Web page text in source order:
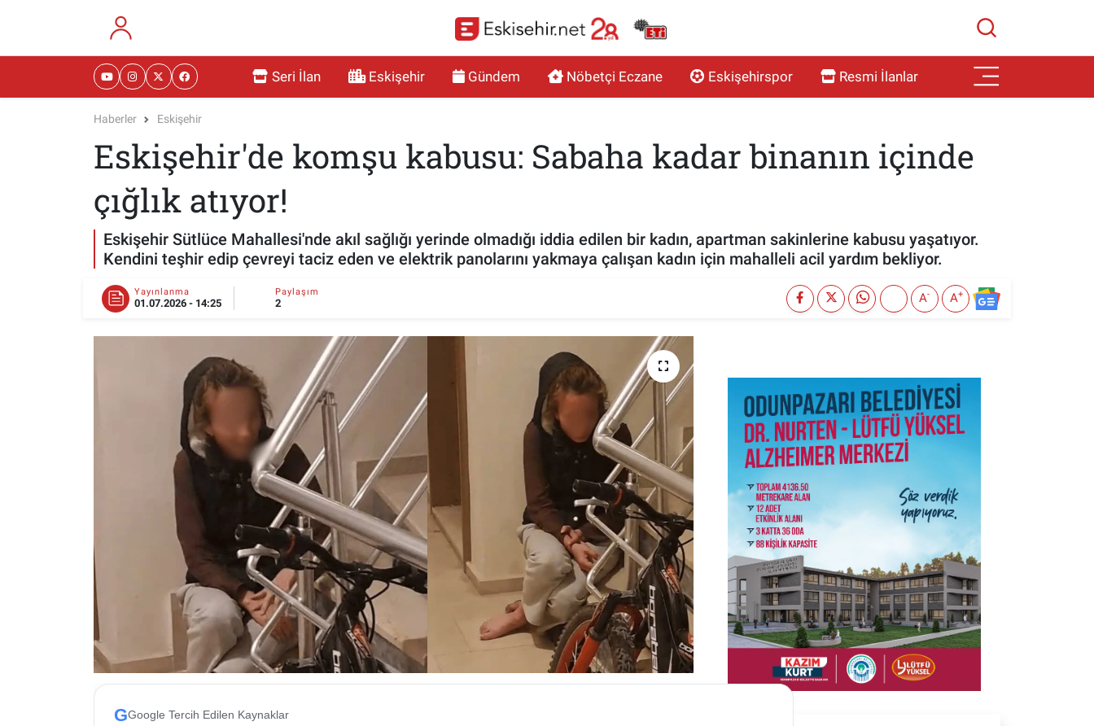
Seri İlan Eskişehir Gündem Nöbetçi Eczane Eskişehirspor Resmi İlanlar
Haberler Eskişehir
Eskişehir'de komşu kabusu: Sabaha kadar binanın içinde
çığlık atıyor!
Eskişehir Sütlüce Mahallesi'nde akıl sağlığı yerinde olmadığı iddia edilen bir kadın, apartman sakinlerine kabusu yaşatıyor.
Kendini teşhir edip çevreyi taciz eden ve elektrik panolarını yakmaya çalışan kadın için mahalleli acil yardım bekliyor.
Yayınlanma
01.07.2026 - 14:25
Paylaşım
2 A- A+
GGoogle Tercih Edilen Kaynaklar
RESMİ İLANLAR
MAGAZİN
TEKNOLOJİ
ESKİŞEHİR NÖBETÇİ ECZANELER
Eskişehir Haber İçerikleri
Eskişehir Hava Durumu
Eskişehir Tramvay Saatleri
Eskişehir Otobüs Saatleri
Eskişehir Nöbetçi Eczaneler
Eskişehir Namaz Vakitleri
Eskişehir Trafik Yoğunluk Haritası
Süper Lig Puan Durumu ve Fikstür
Tüm Manşetler
Son Dakika Haberleri